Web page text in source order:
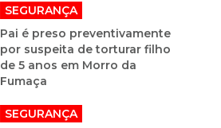
SEGURANÇA
Pai é preso preventivamente
por suspeita de torturar filho
de 5 anos em Morro da
Fumaça
SEGURANÇA